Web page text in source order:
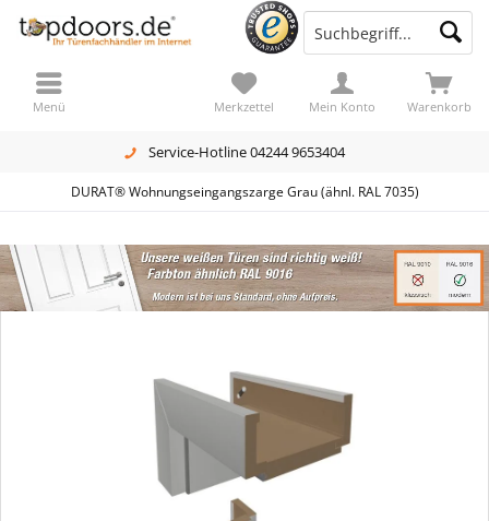
Service-Hotline 04244 9653404
Warenkorb
Merkzettel Mein Konto
Menü
DURAT® Wohnungseingangszarge Grau (ähnl. RAL 7035)